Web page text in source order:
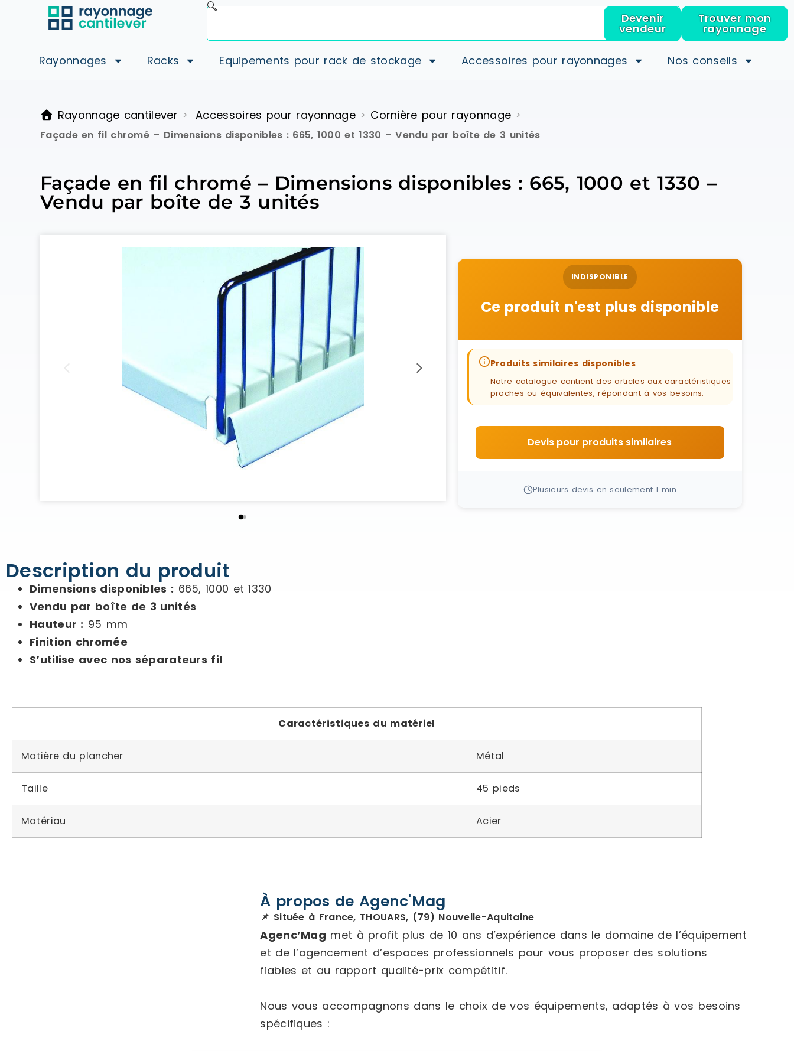
Devenir
vendeur
Trouver mon
rayonnage
Rayonnages Racks Equipements pour rack de stockage Accessoires pour rayonnages Nos conseils
Rayonnage cantilever > Accessoires pour rayonnage > Cornière pour rayonnage >
Façade en fil chromé – Dimensions disponibles : 665, 1000 et 1330 – Vendu par boîte de 3 unités
Façade en fil chromé – Dimensions disponibles : 665, 1000 et 1330 –
Vendu par boîte de 3 unités
INDISPONIBLE
Ce produit n'est plus disponible
Produits similaires disponibles
Notre catalogue contient des articles aux caractéristiques
proches ou équivalentes, répondant à vos besoins.
Devis pour produits similaires
Plusieurs devis en seulement 1 min
Description du produit
Dimensions disponibles : 665, 1000 et 1330
Vendu par boîte de 3 unités
Hauteur : 95 mm
Finition chromée
S’utilise avec nos séparateurs fil
Caractéristiques du matériel
Matière du plancher Métal
Taille 45 pieds
Matériau Acier
À propos de Agenc'Mag
📌 Située à France, THOUARS, (79) Nouvelle-Aquitaine
Agenc’Mag met à profit plus de 10 ans d’expérience dans le domaine de l’équipement
et de l’agencement d’espaces professionnels pour vous proposer des solutions
fiables et au rapport qualité-prix compétitif.
Nous vous accompagnons dans le choix de vos équipements, adaptés à vos besoins
spécifiques :